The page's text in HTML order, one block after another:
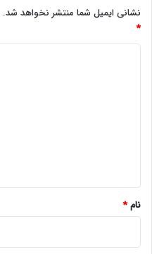
نشانی ایمیل شما منتشر نخواهد شد.
*
نام*